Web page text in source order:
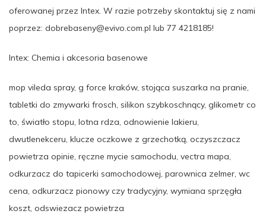
oferowanej przez Intex. W razie potrzeby skontaktuj się z nami
poprzez: dobrebaseny@evivo.com.pl lub 77 4218185!
Intex: Chemia i akcesoria basenowe
mop vileda spray, g force kraków, stojąca suszarka na pranie,
tabletki do zmywarki frosch, silikon szybkoschnący, glikometr co
to, światło stopu, lotna rdza, odnowienie lakieru,
dwutlenekceru, klucze oczkowe z grzechotką, oczyszczacz
powietrza opinie, ręczne mycie samochodu, vectra mapa,
odkurzacz do tapicerki samochodowej, parownica zelmer, wc
cena, odkurzacz pionowy czy tradycyjny, wymiana sprzęgła
koszt, odswiezacz powietrza